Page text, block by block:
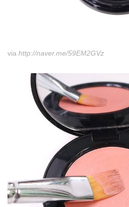
via http://naver.me/59EM2GVz